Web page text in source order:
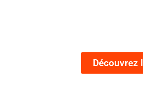
Découvrez